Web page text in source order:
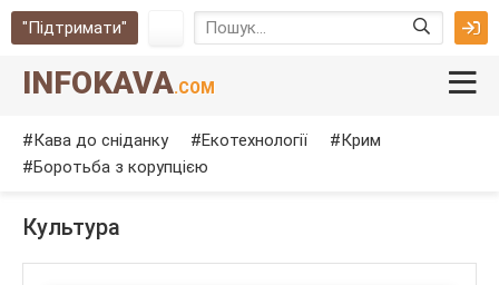
"Підтримати"
INFOKAVA.COM
Кава до сніданку Екотехнології
Крим
Боротьба з корупцією
Культура